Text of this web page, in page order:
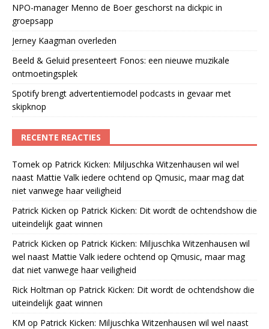
NPO-manager Menno de Boer geschorst na dickpic in
groepsapp
Jerney Kaagman overleden
Beeld & Geluid presenteert Fonos: een nieuwe muzikale
ontmoetingsplek
Spotify brengt advertentiemodel podcasts in gevaar met
skipknop
RECENTE REACTIES
Tomek op Patrick Kicken: Miljuschka Witzenhausen wil wel
naast Mattie Valk iedere ochtend op Qmusic, maar mag dat
niet vanwege haar veiligheid
Patrick Kicken op Patrick Kicken: Dit wordt de ochtendshow die
uiteindelijk gaat winnen
Patrick Kicken op Patrick Kicken: Miljuschka Witzenhausen wil
wel naast Mattie Valk iedere ochtend op Qmusic, maar mag
dat niet vanwege haar veiligheid
Rick Holtman op Patrick Kicken: Dit wordt de ochtendshow die
uiteindelijk gaat winnen
KM op Patrick Kicken: Miljuschka Witzenhausen wil wel naast